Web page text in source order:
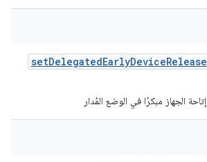
setDelegatedEarlyDeviceRelease
الجهاز مبكرًا في الوضع المُدار